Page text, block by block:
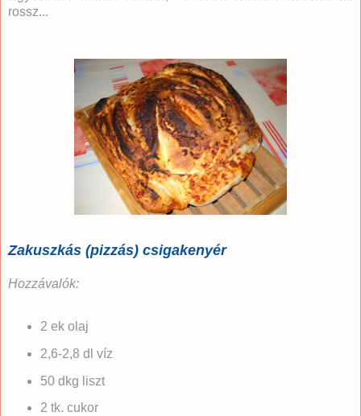
rossz...
Zakuszkás (pizzás) csigakenyér
Hozzávalók:
2 ek olaj
2,6-2,8 dl víz
50 dkg liszt
2 tk. cukor